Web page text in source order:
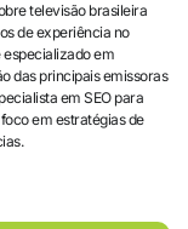
televisão brasileira
de experiência no
em
das principais emissoras
em SEO para
em estratégias de